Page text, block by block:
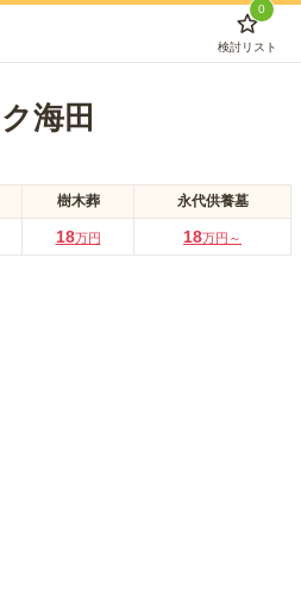
0
検討リスト
海田
樹木葬 永代供養墓
18万円 18万円～